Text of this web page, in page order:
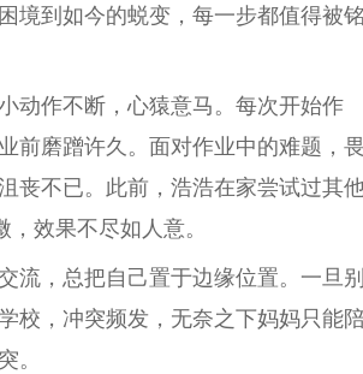
境到如今的蜕变，每一步都值得被铭
动作不断，心猿意马。每次开始作
前磨蹭许久。面对作业中的难题，
丧不已。此前，浩浩在家尝试过其
， 效果不尽如人意。
流， 总把自己置于边缘位置。一旦别
校，冲突频发，无奈之下妈妈只能
。